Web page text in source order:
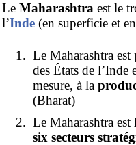
Le Maharashtra est le
l’Inde (en superficie et
Le Maharashtra
des États de l’Inde
mesure, à la
(Bharat)
Le Maharashtra est
six secteurs